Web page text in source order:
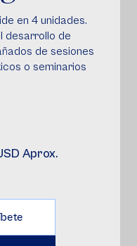
en 4 unidades.
desarrollo de
de sesiones
o seminarios
Aprox.